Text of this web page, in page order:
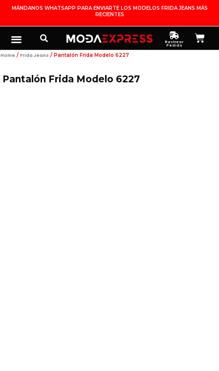
Contenido
MÁNDANOS WHATSAPP PARA ENVIARTE LOS MODELOS FRIDA JEANS MÁS
RECIENTES
MenuSearch Rastrear
Pedido
Home / Frida Jeans / Pantalón Frida Modelo 6227
Pantalón Frida Modelo 6227